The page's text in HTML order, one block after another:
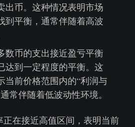
出币。这种情况表明市场
到平衡，通常伴随着高波
数币的支出接近盈亏平衡
达到一定程度的平衡。这
当前价格范围内的“利润与
常伴随着低波动性环境。
在接近高值区间，表明当前